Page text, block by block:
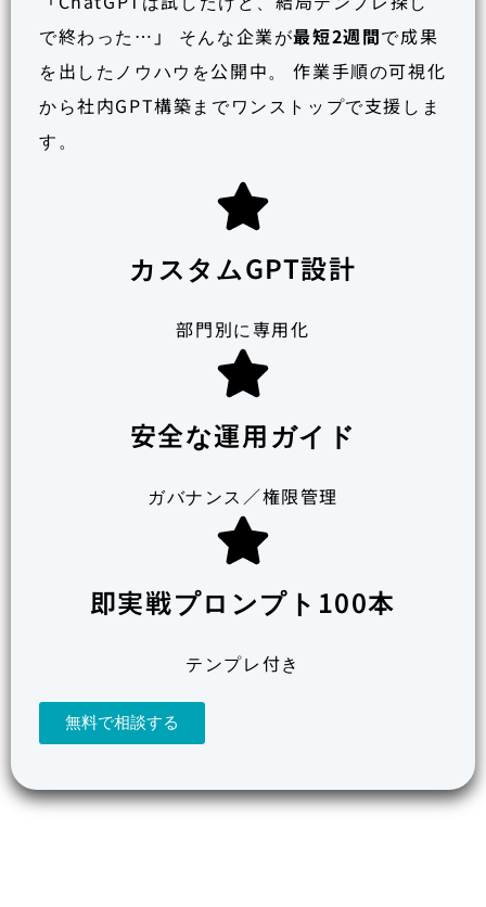
で終わった…」 そんな企業が最短2週間で成果
を出したノウハウを公開中。 作業手順の可視化
から社内GPT構築までワンストップで支援しま
す。
カスタムGPT設計
部門別に専用化
安全な運用ガイド
ガバナンス／権限管理
即実戦プロンプト100本
テンプレ付き
無料で相談する